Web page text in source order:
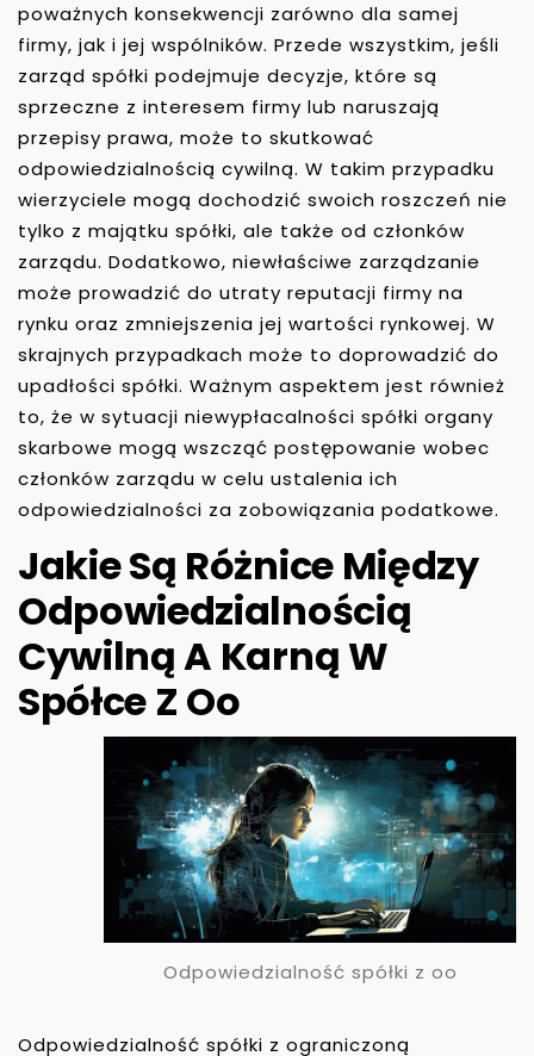
poważnych konsekwencji zarówno dla samej
firmy, jak i jej wspólników. Przede wszystkim, jeśli
zarząd spółki podejmuje decyzje, które są
sprzeczne z interesem firmy lub naruszają
przepisy prawa, może to skutkować
odpowiedzialnością cywilną. W takim przypadku
wierzyciele mogą dochodzić swoich roszczeń nie
tylko z majątku spółki, ale także od członków
zarządu. Dodatkowo, niewłaściwe zarządzanie
może prowadzić do utraty reputacji firmy na
rynku oraz zmniejszenia jej wartości rynkowej. W
skrajnych przypadkach może to doprowadzić do
upadłości spółki. Ważnym aspektem jest również
to, że w sytuacji niewypłacalności spółki organy
skarbowe mogą wszcząć postępowanie wobec
członków zarządu w celu ustalenia ich
odpowiedzialności za zobowiązania podatkowe.
Jakie Są Różnice Między
Odpowiedzialnością
Cywilną A Karną W
Spółce Z Oo
Odpowiedzialność spółki z oo
Odpowiedzialność spółki z ograniczoną